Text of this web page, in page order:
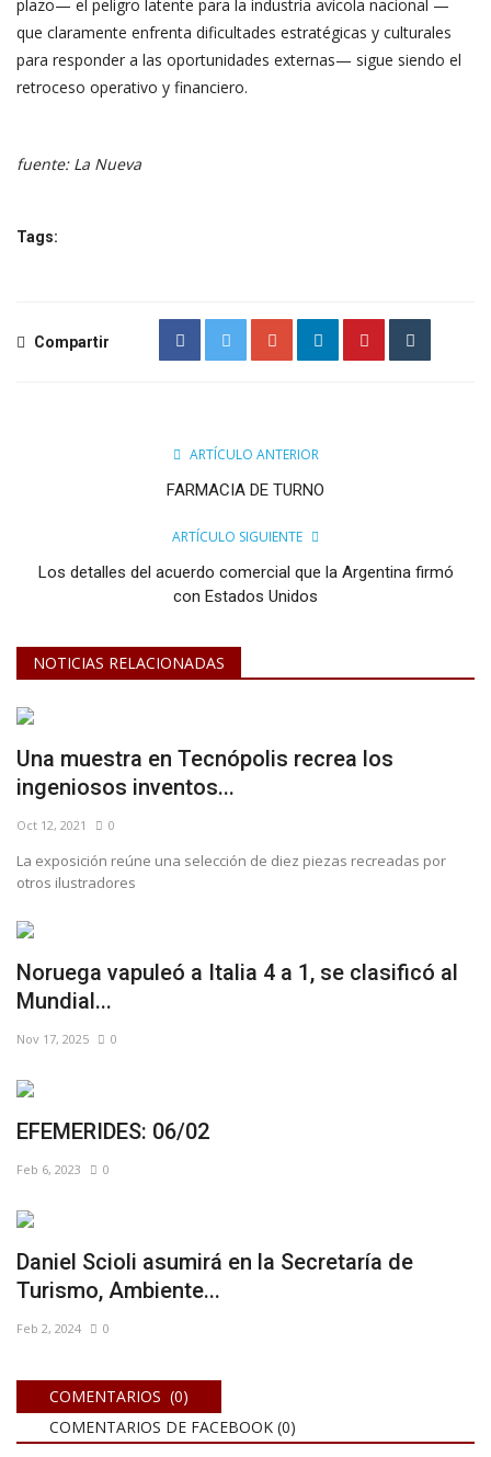
plazo— el peligro latente para la industria avícola nacional —
que claramente enfrenta dificultades estratégicas y culturales
para responder a las oportunidades externas— sigue siendo el
retroceso operativo y financiero.
fuente: La Nueva
Tags:
Compartir
ARTÍCULO ANTERIOR
FARMACIA DE TURNO
ARTÍCULO SIGUIENTE
Los detalles del acuerdo comercial que la Argentina firmó
con Estados Unidos
NOTICIAS RELACIONADAS
Una muestra en Tecnópolis recrea los
ingeniosos inventos...
Oct 12, 2021 0
La exposición reúne una selección de diez piezas recreadas por
otros ilustradores
Noruega vapuleó a Italia 4 a 1, se clasificó al
Mundial...
Nov 17, 2025 0
EFEMERIDES: 06/02
Feb 6, 2023 0
Daniel Scioli asumirá en la Secretaría de
Turismo, Ambiente...
Feb 2, 2024 0
COMENTARIOS (0)
COMENTARIOS DE FACEBOOK (0)